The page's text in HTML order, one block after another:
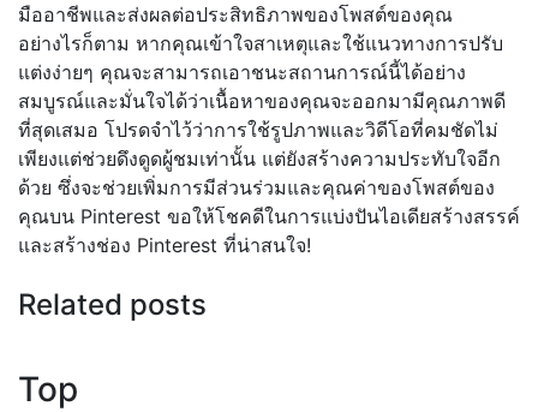
มืออาชีพและส่งผลต่อประสิทธิภาพของโพสต์ของคุณ
อย่างไรก็ตาม หากคุณเข้าใจสาเหตุและใช้แนวทางการปรับ
แต่งง่ายๆ คุณจะสามารถเอาชนะสถานการณ์นี้ได้อย่าง
สมบูรณ์และมั่นใจได้ว่าเนื้อหาของคุณจะออกมามีคุณภาพดี
ที่สุดเสมอ โปรดจำไว้ว่าการใช้รูปภาพและวิดีโอที่คมชัดไม่
เพียงแต่ช่วยดึงดูดผู้ชมเท่านั้น แต่ยังสร้างความประทับใจอีก
ด้วย ซึ่งจะช่วยเพิ่มการมีส่วนร่วมและคุณค่าของโพสต์ของ
คุณบน Pinterest ขอให้โชคดีในการแบ่งปันไอเดียสร้างสรรค์
และสร้างช่อง Pinterest ที่น่าสนใจ!
Related posts
Top